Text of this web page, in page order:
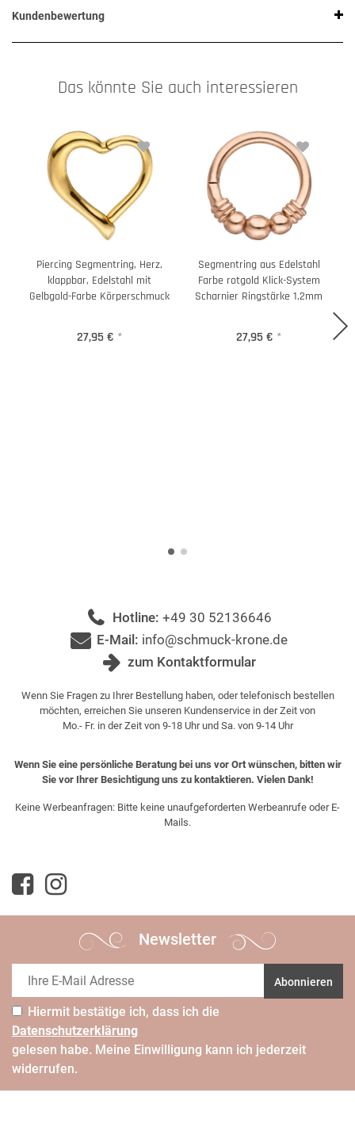
Kundenbewertung
Das könnte Sie auch interessieren
Piercing Segmentring, Herz,
klappbar, Edelstahl mit
Gelbgold-Farbe Körperschmuck
27,95 € *
Segmentring aus Edelstahl
Farbe rotgold Klick-System
Scharnier Ringstärke 1,2mm
27,95 € *
Hotline: +49 30 52136646
E-Mail: info@schmuck-krone.de
zum Kontaktformular
Wenn Sie Fragen zu Ihrer Bestellung haben, oder telefonisch bestellen
möchten, erreichen Sie unseren Kundenservice in der Zeit von
Mo.- Fr. in der Zeit von 9-18 Uhr und Sa. von 9-14 Uhr
Wenn Sie eine persönliche Beratung bei uns vor Ort wünschen, bitten wir
Sie vor Ihrer Besichtigung uns zu kontaktieren. Vielen Dank!
Keine Werbeanfragen: Bitte keine unaufgeforderten Werbeanrufe oder E-
Mails.
Newsletter
Abonnieren
Hiermit bestätige ich, dass ich die
Daten­schutz­erklärung
gelesen habe. Meine Einwilligung kann ich jederzeit
widerrufen.